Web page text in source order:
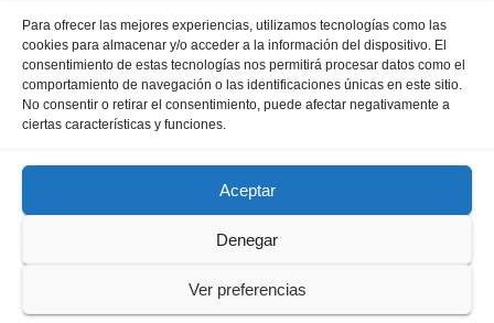
Para ofrecer las mejores experiencias, utilizamos tecnologías como las
cookies para almacenar y/o acceder a la información del dispositivo. El
consentimiento de estas tecnologías nos permitirá procesar datos como el
comportamiento de navegación o las identificaciones únicas en este sitio.
No consentir o retirar el consentimiento, puede afectar negativamente a
ciertas características y funciones.
Aceptar
Denegar
Ver preferencias